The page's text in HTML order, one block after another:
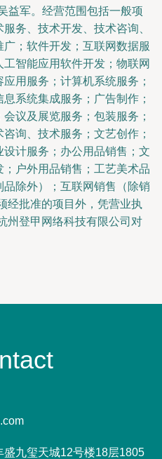
益军。经营范围包括一般项
务、技术开发、技术咨询、
；软件开发；互联网数据服
智能应用软件开发；物联网
用服务；计算机系统服务；
系统集成服务；广告制作；
议及展览服务；包装服务；
询、技术服务；文艺创作；
计服务；办公用品销售；文
户外用品销售；工艺美术品
除外）；互联网销售（除销
经批准的项目外，凭营业执
州登甲网络科技有限公司对
九玺天城12号楼18层1805